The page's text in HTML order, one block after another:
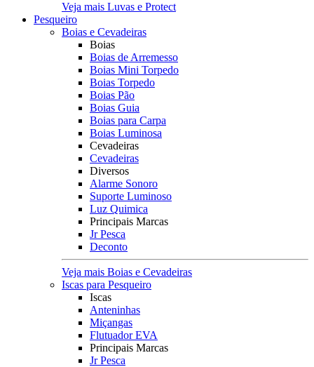
Veja mais Luvas e Protect
Pesqueiro
Boias e Cevadeiras
Boias
Boias de Arremesso
Boias Mini Torpedo
Boias Torpedo
Boias Pão
Boias Guia
Boias para Carpa
Boias Luminosa
Cevadeiras
Cevadeiras
Diversos
Alarme Sonoro
Suporte Luminoso
Luz Quimica
Principais Marcas
Jr Pesca
Deconto
Veja mais Boias e Cevadeiras
Iscas para Pesqueiro
Iscas
Anteninhas
Miçangas
Flutuador EVA
Principais Marcas
Jr Pesca